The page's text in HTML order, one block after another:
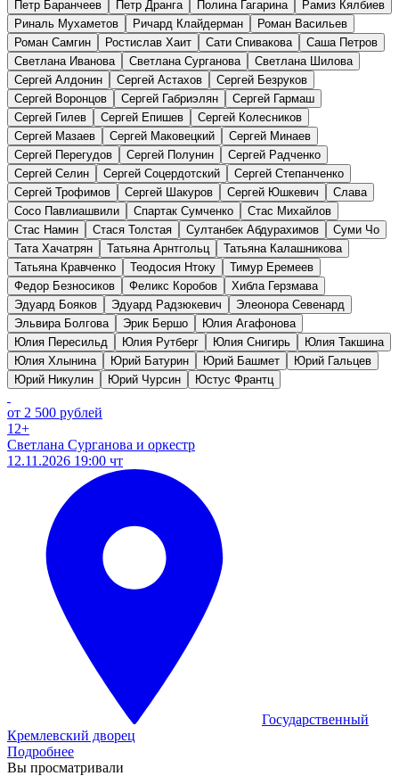
Петр Баранчеев Петр Дранга Полина Гагарина
Рамиз Кялбиев
Риналь Мухаметов
Ричард Клайдерман
Роман Васильев
Роман Самгин
Ростислав Хаит Сати Спивакова
Саша Петров
Светлана Иванова
Светлана Сурганова
Светлана Шилова
Сергей Алдонин
Сергей Астахов
Сергей Безруков
Сергей Воронцов
Сергей Габриэлян
Сергей Гармаш
Сергей Гилев
Сергей Епишев
Сергей Колесников
Сергей Мазаев
Сергей Маковецкий
Сергей Минаев
Сергей Перегудов
Сергей Полунин
Сергей Радченко
Сергей Селин
Сергей Соцердотский
Сергей Степанченко
Сергей Трофимов
Сергей Шакуров Сергей Юшкевич
Слава
Сосо Павлиашвили
Спартак Сумченко
Стас Михайлов
Стас Намин
Стася Толстая Султанбек Абдурахимов
Суми Чо
Тата Хачатрян
Татьяна Арнтгольц
Татьяна Калашникова
Татьяна Кравченко
Теодосия Нтоку
Тимур Еремеев
Федор Безносиков
Феликс Коробов
Хибла Герзмава
Эдуард Бояков
Эдуард Радзюкевич
Элеонора Севенард
Эльвира Болгова
Эрик Бершо
Юлия Агафонова
Юлия Пересильд
Юлия Рутберг Юлия Снигирь
Юлия Такшина
Юлия Хлынина
Юрий Батурин Юрий Башмет
Юрий Гальцев
Юрий Никулин
Юрий Чурсин Юстус Франтц
от 2 500 рублей
12+
Светлана Сурганова и оркестр
12.11.2026 19:00 чт
Государственный
Кремлевский дворец
Подробнее
Вы просматривали